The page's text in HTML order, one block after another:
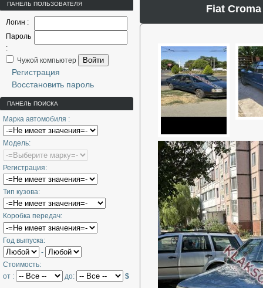
ПАНЕЛЬ ПОЛЬЗОВАТЕЛЯ
Логин :
Пароль
:
Чужой компьютер
Войти
Регистрация
Восстановить пароль
ПАНЕЛЬ ПОИСКА
Марка автомобиля :
Модель:
Регистрация:
Тип кузова:
Коробка передач:
Год выпуска:
-
Стоимость:
от :
до: $
Fiat